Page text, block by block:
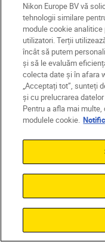
Nikon Europe BV vă
tehnologii similare
module cookie
utilizatori. Terții
încât să putem
și să le evaluăm
colecta date și în afara
„Acceptați tot”, sunteți
și cu prelucrarea
Pentru a afla mai
modulele cookie.